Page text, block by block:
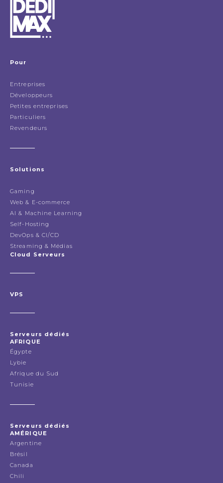
Pour
Entreprises
Développeurs
Petites entreprises
Particuliers
Revendeurs
Solutions
Gaming
Web & E-commerce
AI & Machine Learning
Self-Hosting
DevOps & CI/CD
Streaming & Médias
Cloud Serveurs
VPS
Serveurs dédiés
AFRIQUE
Égypte
Lybie
Afrique du Sud
Tunisie
Serveurs dédiés
AMÉRIQUE
Argentine
Brésil
Canada
Chili